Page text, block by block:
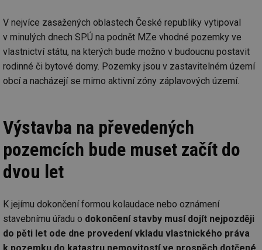
V nejvíce zasažených oblastech České republiky vytipoval
v minulých dnech SPÚ na podnět MZe vhodné pozemky ve
vlastnictví státu, na kterých bude možno v budoucnu postavit
rodinné či bytové domy. Pozemky jsou v zastavitelném území
obcí a nacházejí se mimo aktivní zóny záplavových území.
Výstavba na převedených
pozemcích bude muset začít do
dvou let
K jejímu dokončení formou kolaudace nebo oznámení
stavebnímu úřadu o dokončení stavby musí dojít nejpozději
do pěti let ode dne provedení vkladu vlastnického práva